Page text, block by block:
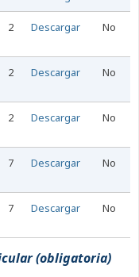
2 Descargar No
2 Descargar No
2 Descargar No
7 Descargar No
7 Descargar No
(obligatoria)